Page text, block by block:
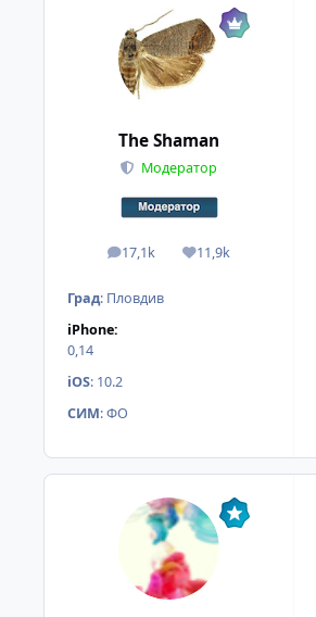
The Shaman
Модератор
17,1k
мнения 11,9k
Reputation
Град: Пловдив
iPhone:
0,14
iOS: 10.2
СИМ:ФО